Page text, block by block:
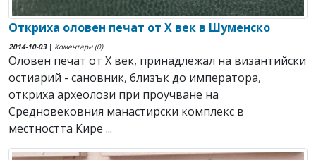
Откриха оловен печат от X век в Шуменско
2014-10-03| Коментари (0)
Оловен печат от X век, принадлежал на византийски
остиарий - сановник, близък до императора,
откриха археолози при проучване на
Средновековния манастирски комплекс в
местността Кире ...